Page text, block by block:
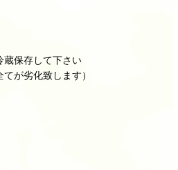
蔵保存して下さい
が劣化致します）